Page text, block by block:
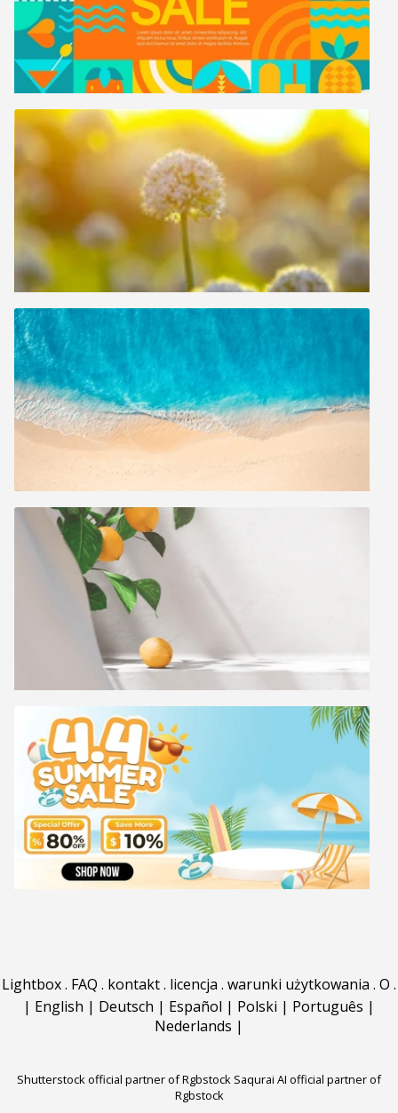
Lightbox. FAQ . kontakt. licencja . warunki użytkowania . O .
| English | Deutsch | Español | Polski | Português |
Nederlands |
Shutterstock official partner of Rgbstock Saqurai AI official partner of
Rgbstock